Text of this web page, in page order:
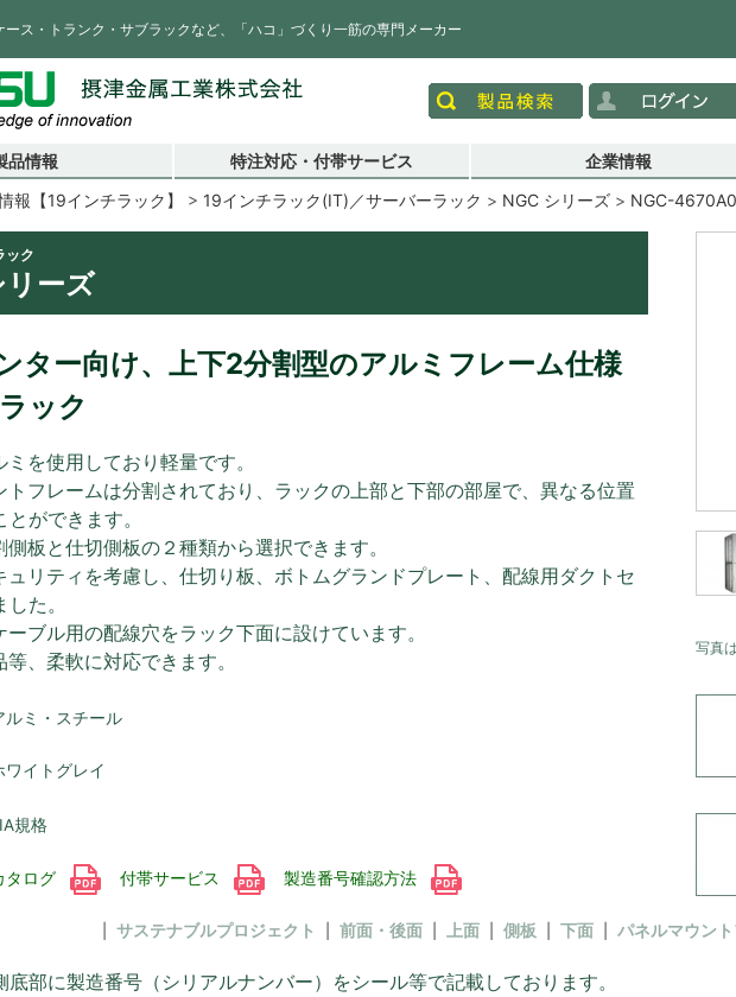
ース・トランク・サブラックなど、「ハコ」づくり一筋の専門メーカー
品情報 特注対応・付帯サービス 企業情報
報【19インチラック】 19インチラック(IT)／サーバーラック NGC シリーズ NGC-
ック
リーズ
ター向け、上下2分割型のアルミフレーム仕様
ック
を使用しており軽量です。
フレームは分割されており、ラックの上部と下部の部屋で、異なる位置
ができます。
板と仕切側板の２種類から選択できます。
リティを考慮し、仕切り板、ボトムグランドプレート、配線用ダクトセ
た。
ブル用の配線穴をラック下面に設けています。
、柔軟に対応できます。
ルミ・スチール
ワイトグレイ
規格
タログ 付帯サービス 製造番号確認方法
写真
サステナブルプロジェクト 前面・後面 上面 側板 下面 パネルマウン
底部に製造番号（シリアルナンバー）をシール等で記載しております。